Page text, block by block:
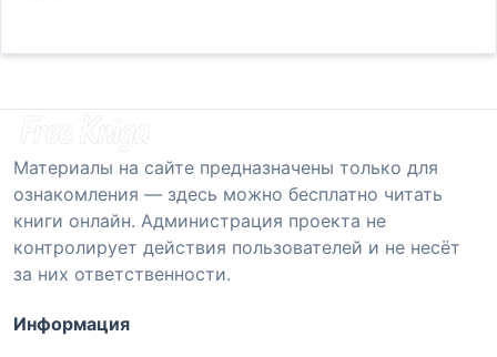
Материалы на сайте предназначены только для
ознакомления — здесь можно бесплатно читать
книги онлайн. Администрация проекта не
контролирует действия пользователей и не несёт
за них ответственности.
Информация